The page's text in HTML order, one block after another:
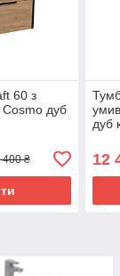
60 з
дуб
400 ₴
дуб
12